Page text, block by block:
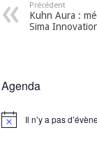
Précédent
Kuhn Aura :
Sima
Agenda
Notice Il n’y a pas